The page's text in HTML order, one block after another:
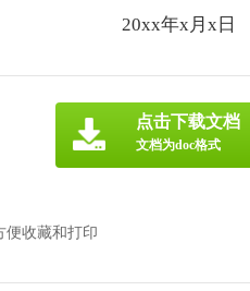
20xx年x月x日
便收藏和打印
点击下载文档
文档为doc格式